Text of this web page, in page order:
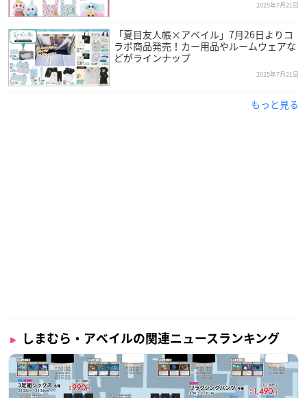
2025年7月21日
「夏目友人帳×アベイル」7月26日よりコ
ラボ商品発売！カー用品やルームウェアな
どがラインナップ
2025年7月21日
もっと見る
しまむら・アベイルの関連ニュースランキング